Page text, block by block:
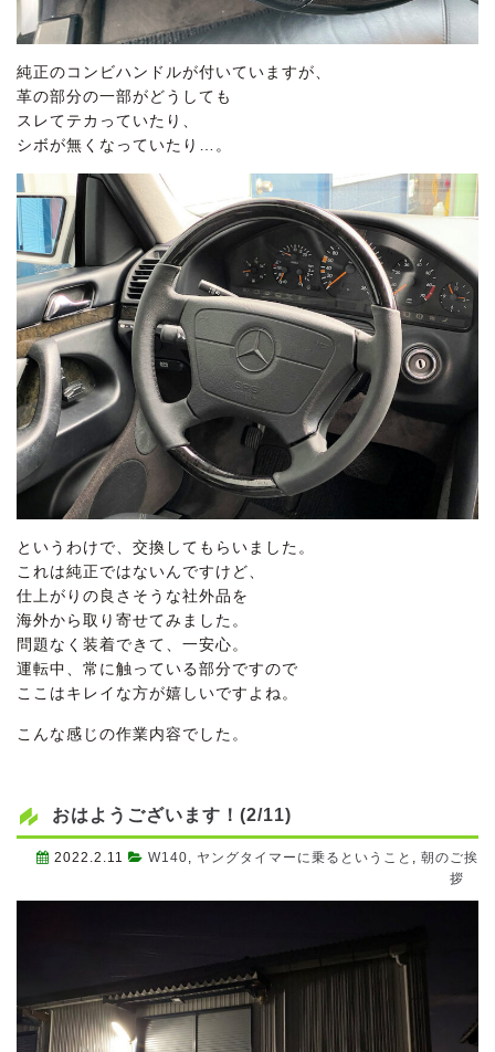
純正のコンビハンドルが付いていますが、
革の部分の一部がどうしても
スレてテカっていたり、
シボが無くなっていたり…。
というわけで、交換してもらいました。
これは純正ではないんですけど、
仕上がりの良さそうな社外品を
海外から取り寄せてみました。
問題なく装着できて、一安心。
運転中、常に触っている部分ですので
ここはキレイな方が嬉しいですよね。
こんな感じの作業内容でした。
おはようございます！(2/11)
2022.2.11 W140, ヤングタイマーに乗るということ , 朝のご挨
拶